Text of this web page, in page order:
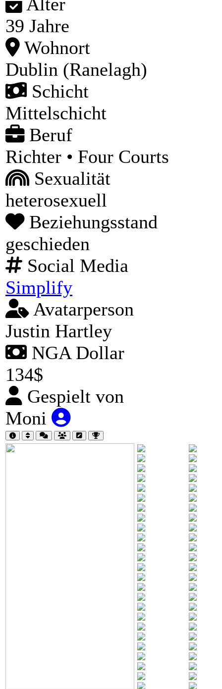
39 Jahre
Wohnort
Dublin (Ranelagh)
Schicht
Mittelschicht
Beruf
Richter • Four Courts
Sexualität
heterosexuell
Beziehungsstand
geschieden
Social Media
Simplify
Avatarperson
Justin Hartley
NGA Dollar
134$
Gespielt von
Moni